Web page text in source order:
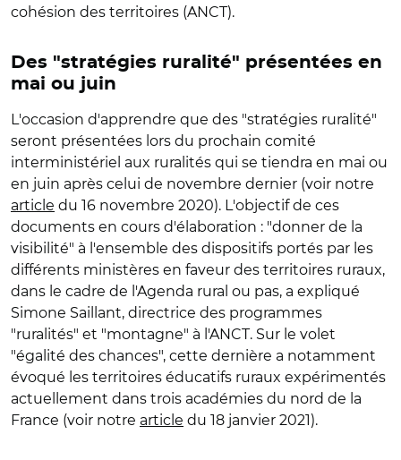
cohésion des territoires (ANCT).
Des "stratégies ruralité" présentées en
mai ou juin
L'occasion d'apprendre que des "stratégies ruralité"
seront présentées lors du prochain comité
interministériel aux ruralités qui se tiendra en mai ou
en juin après celui de novembre dernier (voir notre
article du 16 novembre 2020). L'objectif de ces
documents en cours d'élaboration : "donner de la
visibilité" à l'ensemble des dispositifs portés par les
différents ministères en faveur des territoires ruraux,
dans le cadre de l'Agenda rural ou pas, a expliqué
Simone Saillant, directrice des programmes
"ruralités" et "montagne" à l'ANCT. Sur le volet
"égalité des chances", cette dernière a notamment
évoqué les territoires éducatifs ruraux expérimentés
actuellement dans trois académies du nord de la
France (voir notre article du 18 janvier 2021).